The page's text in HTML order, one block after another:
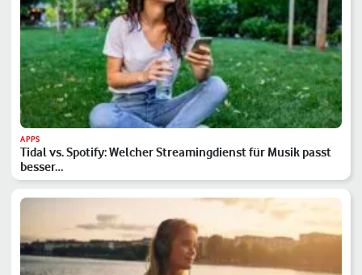
APPS
Tidal vs. Spotify: Welcher Streamingdienst für Musik passt
besser…